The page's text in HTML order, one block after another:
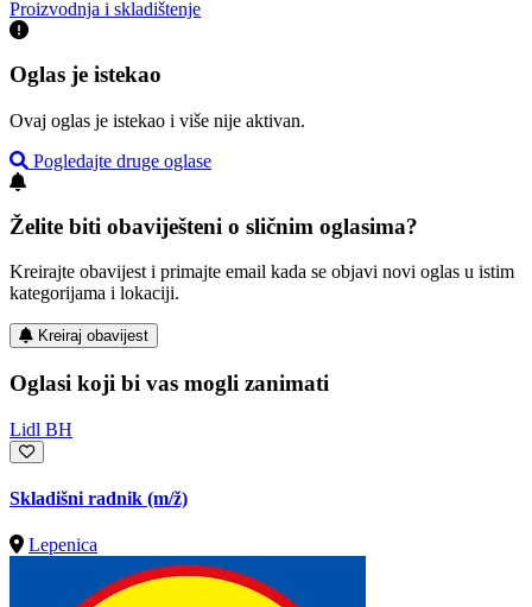
Proizvodnja i skladištenje
Oglas je istekao
Ovaj oglas je istekao i više nije aktivan.
Pogledajte druge oglase
Želite biti obaviješteni o sličnim oglasima?
Kreirajte obavijest i primajte email kada se objavi novi oglas u istim
kategorijama i lokaciji.
Kreiraj obavijest
Oglasi koji bi vas mogli zanimati
Lidl BH
Skladišni radnik (m/ž)
Lepenica